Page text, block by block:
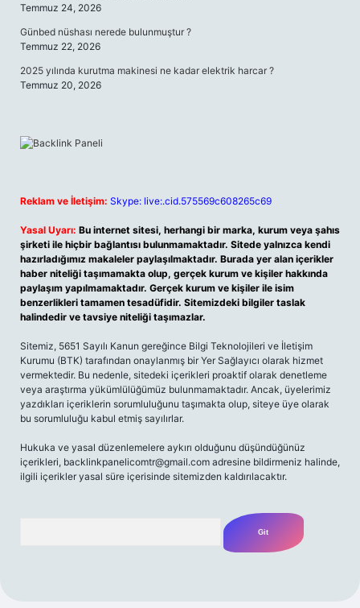
Temmuz 24, 2026
Günbed nüshası nerede bulunmuştur ?
Temmuz 22, 2026
2025 yılında kurutma makinesi ne kadar elektrik harcar ?
Temmuz 20, 2026
Reklam ve İletişim: Skype: live:.cid.575569c608265c69
Yasal Uyarı: Bu internet sitesi, herhangi bir marka, kurum veya şahıs
şirketi ile hiçbir bağlantısı bulunmamaktadır. Sitede yalnızca kendi
hazırladığımız makaleler paylaşılmaktadır. Burada yer alan içerikler
haber niteliği taşımamakta olup, gerçek kurum ve kişiler hakkında
paylaşım yapılmamaktadır. Gerçek kurum ve kişiler ile isim
benzerlikleri tamamen tesadüfidir. Sitemizdeki bilgiler taslak
halindedir ve tavsiye niteliği taşımazlar.
Sitemiz, 5651 Sayılı Kanun gereğince Bilgi Teknolojileri ve İletişim
Kurumu (BTK) tarafından onaylanmış bir Yer Sağlayıcı olarak hizmet
vermektedir. Bu nedenle, sitedeki içerikleri proaktif olarak denetleme
veya araştırma yükümlülüğümüz bulunmamaktadır. Ancak, üyelerimiz
yazdıkları içeriklerin sorumluluğunu taşımakta olup, siteye üye olarak
bu sorumluluğu kabul etmiş sayılırlar.
Hukuka ve yasal düzenlemelere aykırı olduğunu düşündüğünüz
içerikleri, backlinkpanelicomtr@gmail.com adresine bildirmeniz halinde,
ilgili içerikler yasal süre içerisinde sitemizden kaldırılacaktır.